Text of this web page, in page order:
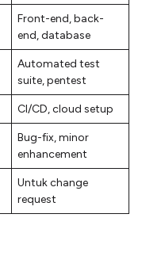
Front-end, back-
end, database
Automated test
suite, pentest
CI/CD, cloud setup
Bug-fix, minor
enhancement
Untuk change
request